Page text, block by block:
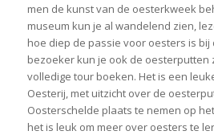
men de kunst van de oesterkweek
museum kun je al wandelend zien,
hoe diep de passie voor oesters is bij
bezoeker kun je ook de oesterputten
volledige tour boeken. Het is een
Oesterij, met uitzicht over de
Oosterschelde plaats te nemen op
het is leuk om meer over oesters te